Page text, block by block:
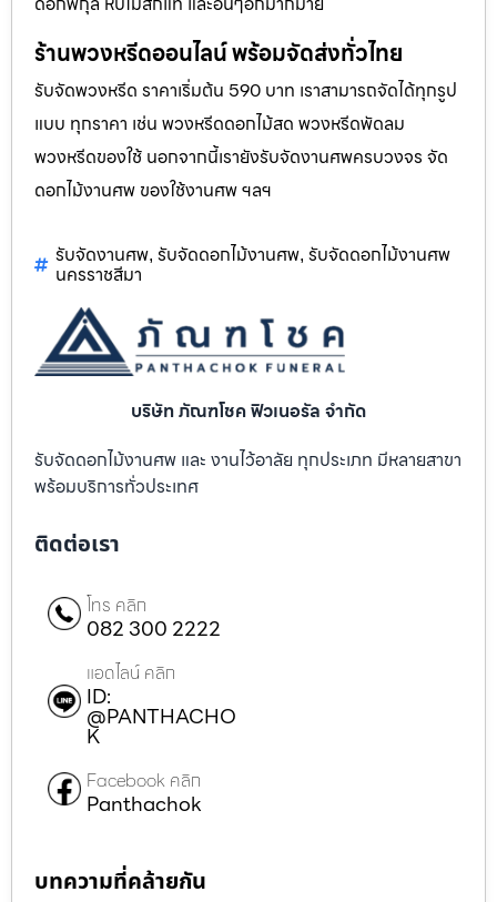
ร้านพวงหรีดออนไลน์ พร้อมจัดส่งทั่วไทย
รับจัดพวงหรีด ราคาเริ่มต้น 590 บาท เราสามารถจัดได้ทุกรูป
แบบ ทุกราคา เช่น พวงหรีดดอกไม้สด พวงหรีดพัดลม
พวงหรีดของใช้ นอกจากนี้เรายังรับจัดงานศพครบวงจร จัด
ดอกไม้งานศพ ของใช้งานศพ ฯลฯ
รับจัดงานศพ, รับจัดดอกไม้งานศพ, รับจัดดอกไม้งานศพ
นครราชสีมา
บริษัท ภัณฑโชค ฟิวเนอรัล จำกัด
รับจัดดอกไม้งานศพ และ งานไว้อาลัย ทุกประเภท มีหลายสาขา
พร้อมบริการทั่วประเทศ
ติดต่อเรา
โทร คลิก
082 300 2222
แอดไลน์ คลิก
ID:
@PANTHACHO
K
Facebook คลิก
Panthachok
บทความที่คล้ายกัน